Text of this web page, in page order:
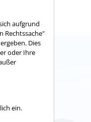
aufgrund
Rechtssache"
Dies
oder Ihre
ein.